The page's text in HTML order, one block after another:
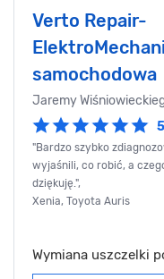
Verto Repair-
samochodowa
Jaremy
"Bardzo szybko
wyjaśnili, co robić, a
dziękuję.",
Xenia, Toyota Auris
Wymiana uszczelki